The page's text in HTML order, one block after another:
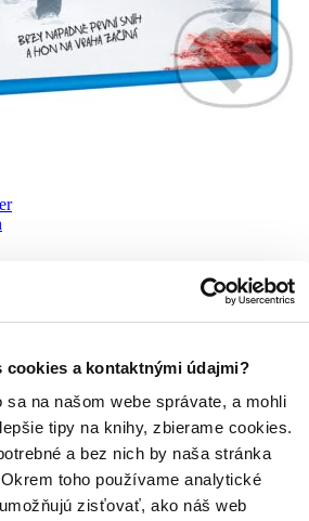
cookies a kontaktnými údajmi?
sa na našom webe správate, a mohli
tipy na knihy, zbierame cookies.
a bez nich by naša stránka
toho používame analytické
zisťovať, ako náš web
autora Joa Nesbøa. Když elitní detektiv
po ženě, která zmizela s prvním
tušení, že se opět ozval...
nemáme na sklade, ale zvyčajne
a odoslať do 4 – 6 dní. A